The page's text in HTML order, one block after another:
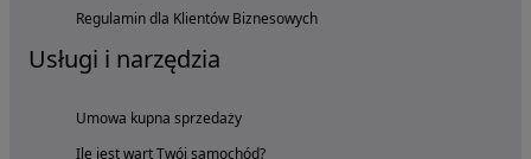
Regulamin dla Klientów Biznesowych
Usługi i narzędzia
Umowa kupna sprzedaży
Ile jest wart Twój samochód?